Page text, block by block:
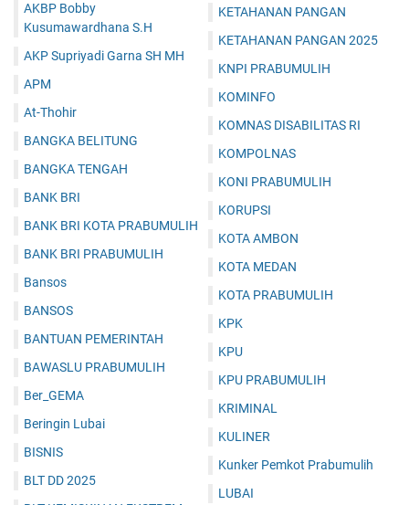
AKBP Bobby
Kusumawardhana S.H
AKP Supriyadi Garna SH MH
APM
At-Thohir
BANGKA BELITUNG
BANGKA TENGAH
BANK BRI
BANK BRI KOTA PRABUMULIH
BANK BRI PRABUMULIH
Bansos
BANSOS
BANTUAN PEMERINTAH
BAWASLU PRABUMULIH
Ber_GEMA
Beringin Lubai
BISNIS
BLT DD 2025
KETAHANAN PANGAN
KETAHANAN PANGAN 2025
KNPI PRABUMULIH
KOMINFO
KOMNAS DISABILITAS RI
KOMPOLNAS
KONI PRABUMULIH
KORUPSI
KOTA AMBON
KOTA MEDAN
KOTA PRABUMULIH
KPK
KPU
KPU PRABUMULIH
KRIMINAL
KULINER
Kunker Pemkot Prabumulih
LUBAI